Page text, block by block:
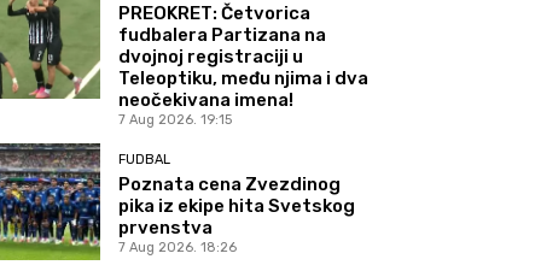
PREOKRET: Četvorica
fudbalera Partizana na
dvojnoj registraciji u
Teleoptiku, među njima i dva
neočekivana imena!
7 Aug 2026. 19:15
FUDBAL
Poznata cena Zvezdinog
pika iz ekipe hita Svetskog
prvenstva
7 Aug 2026. 18:26